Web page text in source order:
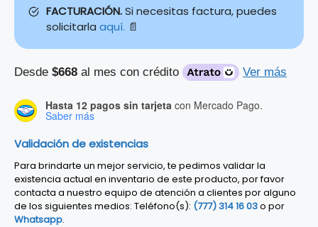
FACTURACIÓN.Si necesitas factura, puedes
solicitarla aquí. 📄
Desde $668 al mes con crédito Ver más
Hasta 12 pagos sin tarjeta con Mercado Pago.
Saber más
Validación de existencias
Para brindarte un mejor servicio, te pedimos validar la
existencia actual en inventario de este producto, por favor
contacta a nuestro equipo de atención a clientes por alguno
de los siguientes medios: Teléfono(s): (777) 314 16 03o por
Whatsapp.